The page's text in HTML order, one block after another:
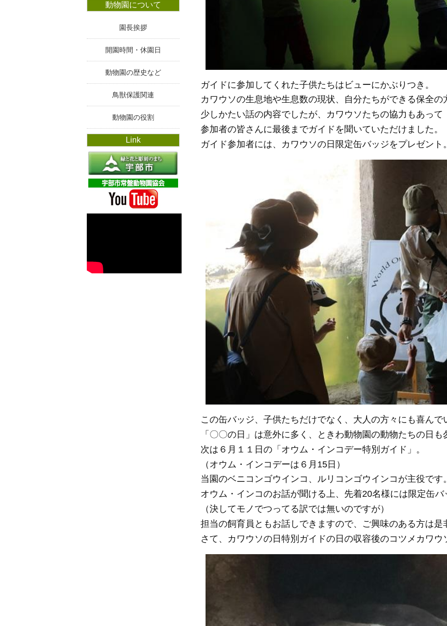
ガイドに参加してくれた子供たちはビューにかぶりつき。
カワウソの生息地や生息数の現状、自分たちができる保全の
少しかたい話の内容でしたが、カワウソたちの協力もあって
参加者の皆さんに最後までガイドを聞いていただけました。
ガイド参加者には、カワウソの日限定缶バッジをプレゼント
この缶バッジ、子供たちだけでなく、大人の方々にも喜んで
「〇〇の日」は意外に多く、ときわ動物園の動物たちの日
次は６月１１日の「オウム・インコデー特別ガイド」。
（オウム・インコデーは６月15日）
当園のベニコンゴウインコ、ルリコンゴウインコが主役です
オウム・インコのお話が聞ける上、先着20名様には限定缶バ
（決してモノでつってる訳では無いのですが）
担当の飼育員ともお話しできますので、ご興味のある方は是
さて、カワウソの日特別ガイドの日の収容後のコツメカワウ
動物園について
園長挨拶
開園時間・休園日
動物園の歴史など
鳥獣保護関連
動物園の役割
Link